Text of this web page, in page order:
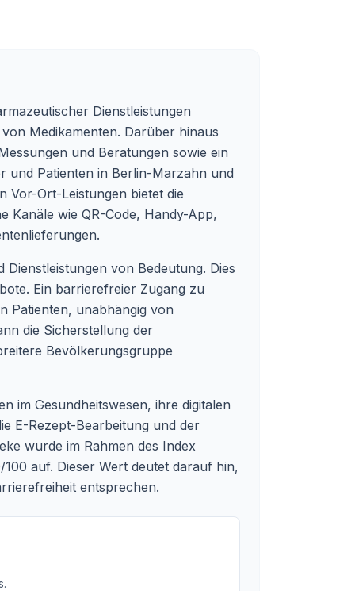
Dienstleistungen
Medikamenten. Darüber hinaus
und Beratungen sowie ein
und Patienten in Berlin-Marzahn und
Vor-Ort-Leistungen bietet die
Kanäle wie QR-Code, Handy-App,
von Bedeutung. Dies
Ein barrierefreier Zugang zu
Patienten, unabhängig von
die Sicherstellung der
Bevölkerungsgruppe
im Gesundheitswesen, ihre digitalen
E-Rezept-Bearbeitung und der
wurde im Rahmen des Index
auf. Dieser Wert deutet darauf hin,
entsprechen.
.